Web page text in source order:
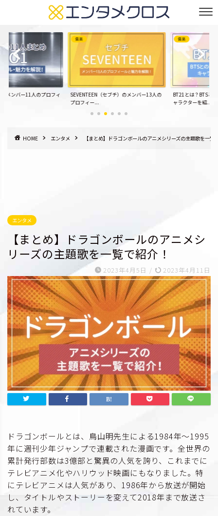
ンバー11人のプロフィ
音楽
SEVENTEEN（セブチ）のメンバー13人の
プロフィー...
音楽
BT21とは？BTSとの
ャラクターを紹...
HOME エンタメ 【まとめ】ドラゴンボールのアニメシリーズの主題歌を一覧
エンタメ
【まとめ】ドラゴンボールのアニメシ
リーズの主題歌を一覧で紹介！
2023年4月5日 / 2023年4月11日
ドラゴンボールとは、鳥山明先生による1984年〜1995
年に週刊少年ジャンプで連載された漫画です。全世界の
累計発行部数は3億部と驚異の人気を誇り、これまでに
テレビアニメ化やハリウッド映画にもなりました。特
にテレビアニメは人気があり、1986年から放送が開始
し、タイトルやストーリーを変えて2018年まで放送さ
れています。